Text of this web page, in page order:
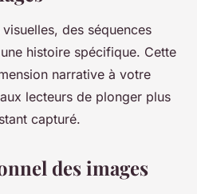
des séquences
histoire spécifique. Cette
narrative à votre
lecteurs de plonger plus
capturé.
des images